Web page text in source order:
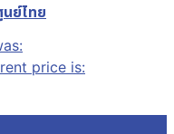
ย์ไทย
price is: